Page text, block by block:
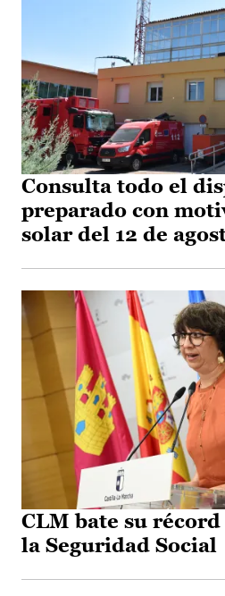
Consulta todo el
preparado con
solar del 12 de
CLM bate su
la Seguridad Social